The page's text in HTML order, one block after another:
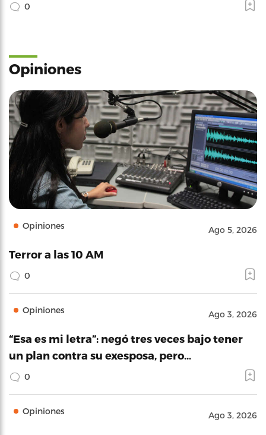
0
Opiniones
Opiniones Ago 5, 2026
Terror a las 10 AM
0
Opiniones Ago 3, 2026
“Esa es mi letra”: negó tres veces bajo tener
un plan contra su exesposa, pero…
0
Opiniones Ago 3, 2026